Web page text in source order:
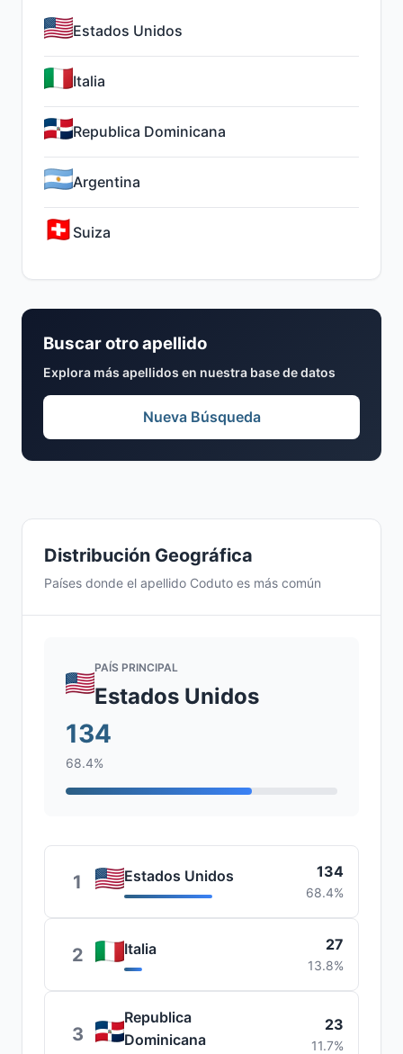
Distribución Geográfica
Países donde el apellido Coduto es más común
PAÍS PRINCIPAL
Estados Unidos
134
68.4%
1 Estados Unidos 134
68.4%
2 Italia 27
13.8%
3
Republica
Dominicana
23
11.7%
Estados Unidos
Italia
Republica Dominicana
Argentina
Suiza
Buscar otro apellido
Explora más apellidos en nuestra base de datos
Nueva Búsqueda